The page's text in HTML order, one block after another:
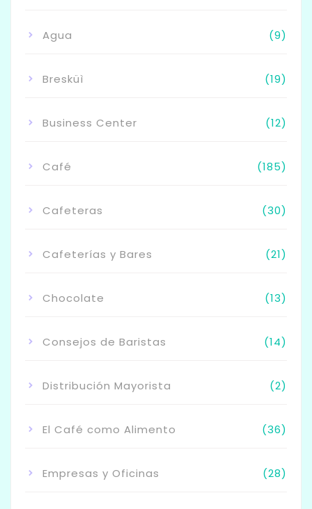
Agua (9)
Bresküì (19)
Business Center (12)
Café (185)
Cafeteras (30)
Cafeterías y Bares (21)
Chocolate (13)
Consejos de Baristas (14)
Distribución Mayorista (2)
El Café como Alimento (36)
Empresas y Oficinas (28)